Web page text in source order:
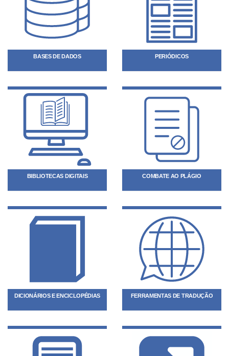
BASES DE DADOS PERIÓDICOS
BIBLIOTECAS DIGITAIS COMBATE AO PLÁGIO
DICIONÁRIOS E ENCICLOPÉDIAS FERRAMENTAS DE TRADUÇÃO